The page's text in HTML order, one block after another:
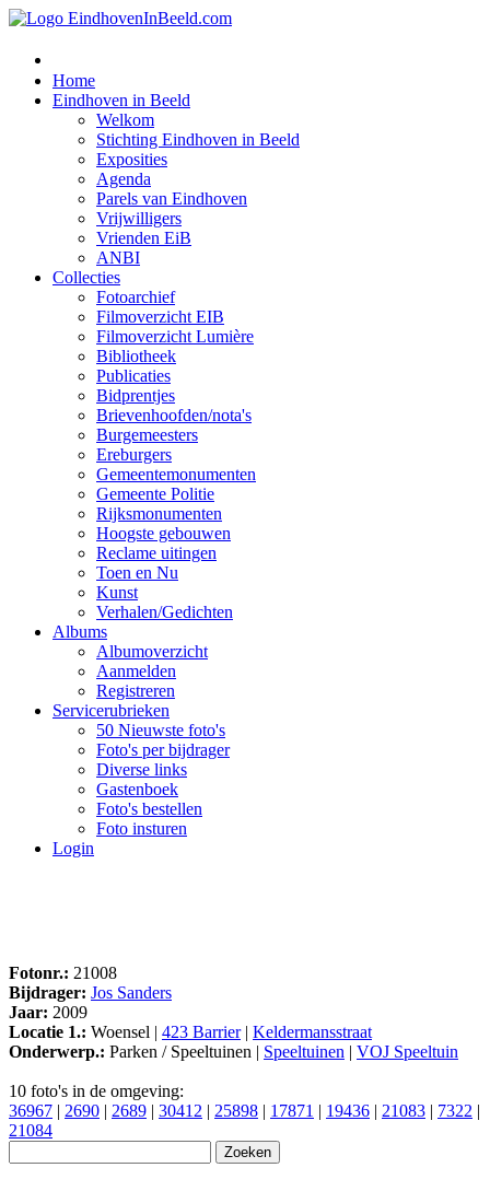
Home
Eindhoven in Beeld
Welkom
Stichting Eindhoven in Beeld
Exposities
Agenda
Parels van Eindhoven
Vrijwilligers
Vrienden EiB
ANBI
Collecties
Fotoarchief
Filmoverzicht EIB
Filmoverzicht Lumière
Bibliotheek
Publicaties
Bidprentjes
Brievenhoofden/nota's
Burgemeesters
Ereburgers
Gemeentemonumenten
Gemeente Politie
Rijksmonumenten
Hoogste gebouwen
Reclame uitingen
Toen en Nu
Kunst
Verhalen/Gedichten
Albums
Albumoverzicht
Aanmelden
Registreren
Servicerubrieken
50 Nieuwste foto's
Foto's per bijdrager
Diverse links
Gastenboek
Foto's bestellen
Foto insturen
Login
Fotonr.: 21008
Bijdrager: Jos Sanders
Jaar: 2009
Locatie 1.: Woensel | 423 Barrier| Keldermansstraat
Onderwerp.: Parken / Speeltuinen | Speeltuinen | VOJ Speeltuin
10 foto's in de omgeving:
36967 | 2690 | 2689 | 30412 | 25898 | 17871 | 19436 | 21083 | 7322 |
21084